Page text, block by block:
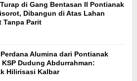
di Gang Bentasan II Pontianak
Dibangun di Atas Lahan
Tanpa Parit
Alumina dari Pontianak
KSP Dudung Abdurrahman:
Hilirisasi Kalbar